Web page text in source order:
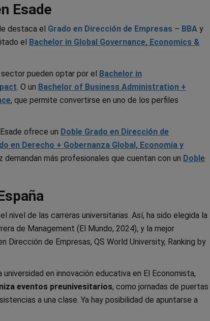
Esade
destaca el Grado en Dirección de Empresas – BBA y
el Bachelor in Global Governance, Economics &
pueden optar por el Bachelor in
. O un Bachelor of Business Administration +
, que permite convertirse en uno de los perfiles
ofrece un Doble Grado en Dirección de
en Derecho + Gobernanza Global, Economía y
demandan más profesionales que cuentan con un Doble
nivel de las carreras universitarias. Así, ha sido elegida la
de Management (El Mundo, 2024), y la mejor
Dirección de Empresas, QS World University, Ranking by
en innovación educativa en El Economista,
eventos preunivesitarios, como jornadas de puertas
a una clase. Ya hay posibilidad de apuntarse a